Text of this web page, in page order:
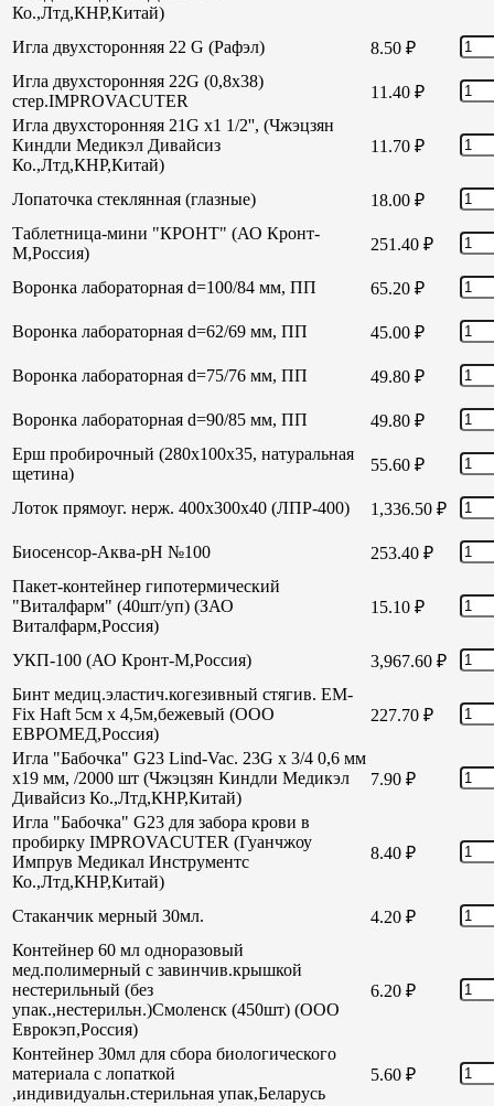
Ко.,Лтд,КНР,Китай)
Игла двухсторонняя 22 G (Рафэл) 8.50 ₽
Игла двухсторонняя 22G (0,8х38)
стер.IMPROVACUTER
11.40 ₽
Игла двухсторонняя 21G х1 1/2'', (Чжэцзян
Киндли Медикэл Дивайсиз
Ко.,Лтд,КНР,Китай)
11.70 ₽
Лопаточка стеклянная (глазные) 18.00 ₽
Таблетница-мини "КРОНТ" (АО Кронт-
М,Россия)
251.40 ₽
Воронка лабораторная d=100/84 мм, ПП 65.20 ₽
Воронка лабораторная d=62/69 мм, ПП 45.00 ₽
Воронка лабораторная d=75/76 мм, ПП 49.80 ₽
Воронка лабораторная d=90/85 мм, ПП 49.80 ₽
Ерш пробирочный (280х100х35, натуральная
щетина)
55.60 ₽
Лоток прямоуг. нерж. 400х300х40 (ЛПР-400) 1,336.50 ₽
Биосенсор-Аква-рН №100 253.40 ₽
Пакет-контейнер гипотермический
"Виталфарм" (40шт/уп) (ЗАО
Виталфарм,Россия)
15.10 ₽
УКП-100 (АО Кронт-М,Россия) 3,967.60 ₽
Бинт медиц.эластич.когезивный стягив. EM-
Fix Haft 5см х 4,5м,бежевый (ООО
ЕВРОМЕД,Россия)
227.70 ₽
Игла "Бабочка" G23 Lind-Vac. 23G х 3/4 0,6 мм
х19 мм, /2000 шт (Чжэцзян Киндли Медикэл
Дивайсиз Ко.,Лтд,КНР,Китай)
7.90 ₽
Игла "Бабочка" G23 для забора крови в
пробирку IMPROVACUTER (Гуанчжоу
Импрув Медикал Инструментс
Ко.,Лтд,КНР,Китай)
8.40 ₽
Стаканчик мерный 30мл. 4.20 ₽
Контейнер 60 мл одноразовый
мед.полимерный с завинчив.крышкой
нестерильный (без
упак.,нестерильн.)Смоленск (450шт) (ООО
Еврокэп,Россия)
6.20 ₽
Контейнер 30мл для сбора биологического
материала с лопаткой
,индивидуальн.стерильная упак,Беларусь
5.60 ₽